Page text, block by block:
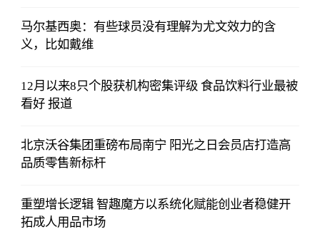
马尔基西奥：有些球员没有理解为尤文效力的含
义，比如戴维
12月以来8只个股获机构密集评级 食品饮料行业最被
看好 报道
北京沃谷集团重磅布局南宁 阳光之日会员店打造高
品质零售新标杆
重塑增长逻辑 智趣魔方以系统化赋能创业者稳健开
拓成人用品市场